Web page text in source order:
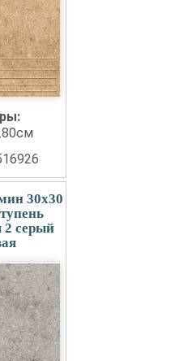
30x30
2 серый